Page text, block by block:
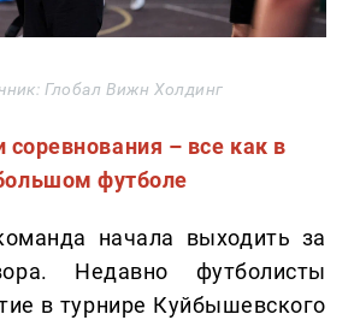
Глобал Вижн Холдинг
соревнования – все как в
футболе
начала выходить за
Недавно футболисты
в турнире Куйбышевского